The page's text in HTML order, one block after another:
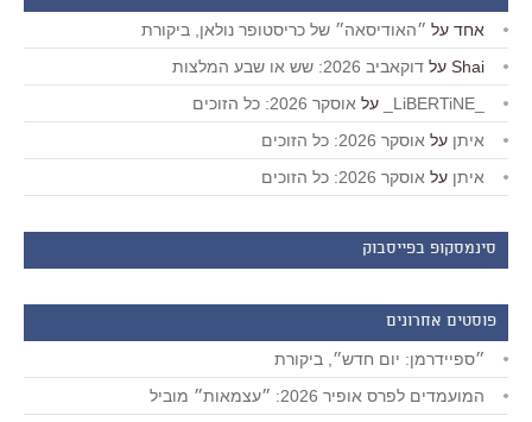
אחד על ״האודיסאה״ של כריסטופר נולאן, ביקורת
Shai על דוקאביב 2026: שש או שבע המלצות
על אוסקר 2026: כל הזוכים
איתן על אוסקר 2026: כל הזוכים
איתן על אוסקר 2026: כל הזוכים
סינמסקופ בפייסבוק
פוסטים אחרונים
״ספיידרמן: יום חדש״, ביקורת
המועמדים לפרס אופיר 2026: ״עצמאות״ מוביל